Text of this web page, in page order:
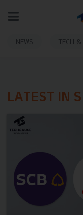
NEWS TECH &
LATEST IN